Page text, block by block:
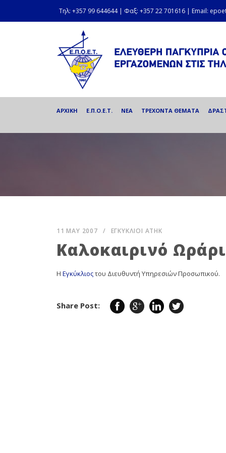
Τηλ: +357 99 644644 | Φαξ: +357 22 701616 | Email:
ΑΡΧΙΚΗ Ε.Π.Ο.Ε.Τ. ΝΕΑ ΤΡΕΧΟΝΤΑ ΘΕΜΑΤΑ
11 MAY 2007 / ΕΓΚΥΚΛΙΟΙ ΑΤΗΚ
Καλοκαιρινό
Η Εγκύκλιοςτου Διευθυντή Υπηρεσιών Προσωπικού.
Share Post: